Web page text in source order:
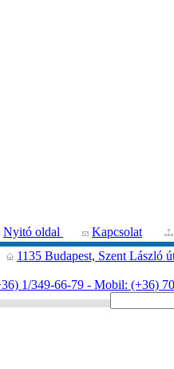
Nyitó oldal
Kapcsolat
1135 Budapest, Szent László
1/349-66-79 - Mobil: (+36)